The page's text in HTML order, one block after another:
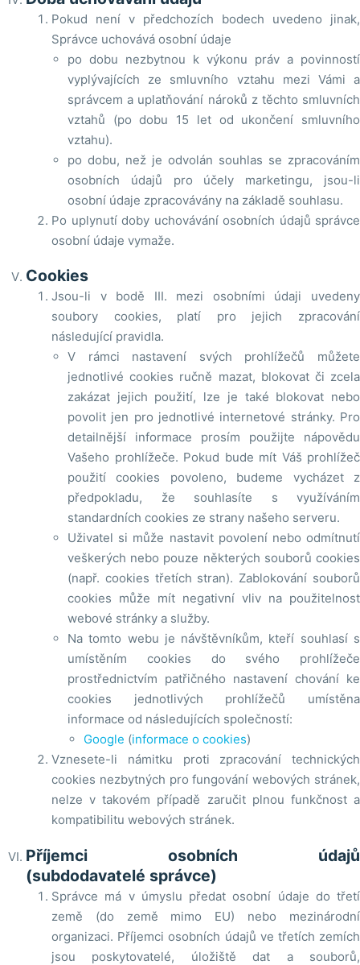
Pokud není v předchozích bodech uvedeno jinak,
Správce uchovává osobní údaje
po dobu nezbytnou k výkonu práv a povinností
vyplývajících ze smluvního vztahu mezi Vámi a
správcem a uplatňování nároků z těchto smluvních
vztahů (po dobu 15 let od ukončení smluvního
vztahu).
po dobu, než je odvolán souhlas se zpracováním
osobních údajů pro účely marketingu, jsou-li
osobní údaje zpracovávány na základě souhlasu.
Po uplynutí doby uchovávání osobních údajů správce
osobní údaje vymaže.
Cookies
Jsou-li v bodě III. mezi osobními údaji uvedeny
soubory cookies, platí pro jejich zpracování
následující pravidla.
V rámci nastavení svých prohlížečů můžete
jednotlivé cookies ručně mazat, blokovat či zcela
zakázat jejich použití, lze je také blokovat nebo
povolit jen pro jednotlivé internetové stránky. Pro
detailnější informace prosím použijte nápovědu
Vašeho prohlížeče. Pokud bude mít Váš prohlížeč
použití cookies povoleno, budeme vycházet z
předpokladu, že souhlasíte s využíváním
standardních cookies ze strany našeho serveru.
Uživatel si může nastavit povolení nebo odmítnutí
veškerých nebo pouze některých souborů cookies
(např. cookies třetích stran). Zablokování souborů
cookies může mít negativní vliv na použitelnost
webové stránky a služby.
Na tomto webu je návštěvníkům, kteří souhlasí s
umístěním cookies do svého prohlížeče
prostřednictvím patřičného nastavení chování ke
cookies jednotlivých prohlížečů umístěna
informace od následujících společností:
Google (informace o cookies)
Vznesete-li námitku proti zpracování technických
cookies nezbytných pro fungování webových stránek,
nelze v takovém případě zaručit plnou funkčnost a
kompatibilitu webových stránek.
Příjemci osobních údajů
(subdodavatelé správce)
Správce má v úmyslu předat osobní údaje do třetí
země (do země mimo EU) nebo mezinárodní
organizaci. Příjemci osobních údajů ve třetích zemích
jsou poskytovatelé, úložiště dat a souborů,